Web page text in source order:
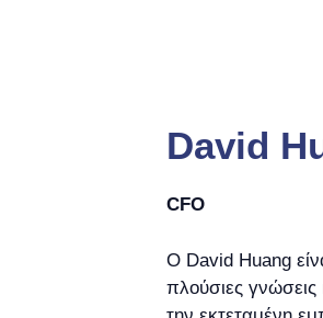
David
CFO
Ο David Huang
πλούσιες